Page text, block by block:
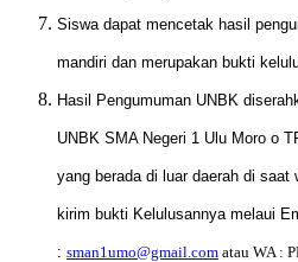
Siswa dapat mencetak hasil
mandiri dan merupakan bukti
Hasil Pengumuman UNBK
UNBK SMA Negeri 1 Ulu Moro o
yang berada di luar daerah di
kirim bukti Kelulusannya melaui
: sman1umo@gmail.com atau WA :